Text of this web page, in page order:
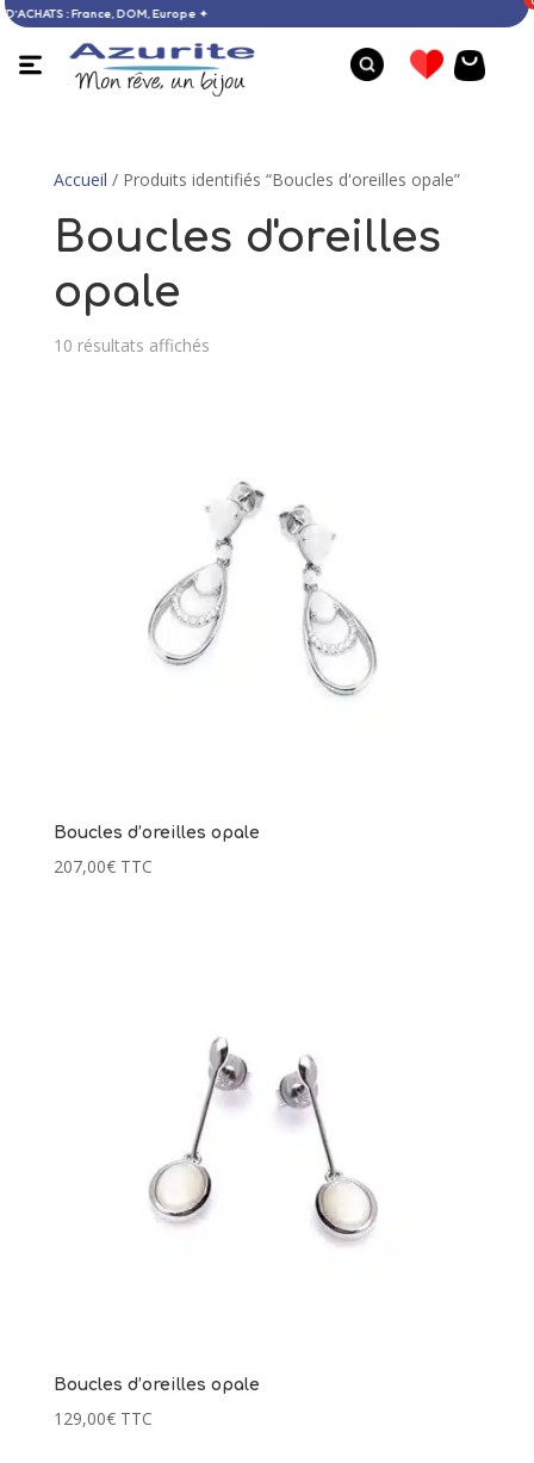
60 € D’ACHATS : France, DOM, Europe ✦
Accueil / Produits identifiés “Boucles d'oreilles opale”
Boucles d'oreilles
opale
10 résultats affichés
Boucles d’oreilles opale
207,00€ TTC
Boucles d’oreilles opale
129,00€ TTC
Boucles d’oreilles ambre
AJOUTER